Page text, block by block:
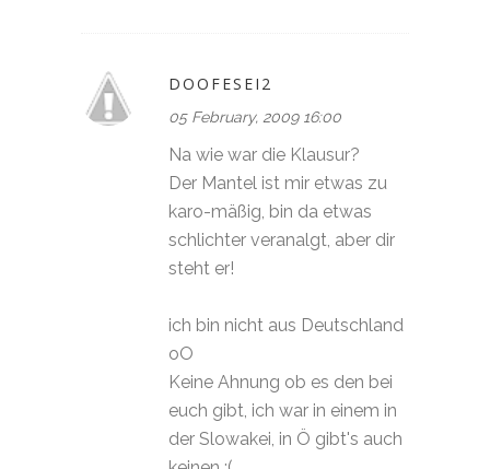
DOOFESEI2
05 February, 2009 16:00
Na wie war die Klausur?
Der Mantel ist mir etwas zu
karo-mäßig, bin da etwas
schlichter veranalgt, aber dir
steht er!
ich bin nicht aus Deutschland
oO
Keine Ahnung ob es den bei
euch gibt, ich war in einem in
der Slowakei, in Ö gibt's auch